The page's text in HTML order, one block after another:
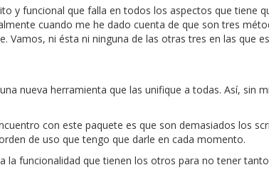
y funcional que falla en todos los aspectos que tiene
cuando me he dado cuenta de que son tres
Vamos, ni ésta ni ninguna de las otras tres en las que
nueva herramienta que las unifique a todas. Así, sin
con este paquete es que son demasiados los
de uso que tengo que darle en cada momento.
la funcionalidad que tienen los otros para no tener